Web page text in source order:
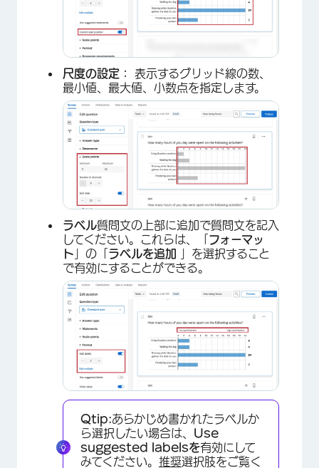
×
×
尺度の設定： 表示するグリッド線の数、
最小値、最大値、小数点を指定します。
ラベル質問文の上部に追加で質問文を記入
してください。これらは、「 フォーマッ
ト 」の「 ラベルを追加
」を選択すること
で有効にすることができる。
Qtip:あらかじめ書かれたラベルか
ら選択したい場合は、 Use
suggested labelsを有効にして
みてください。 推奨選択肢をご覧く